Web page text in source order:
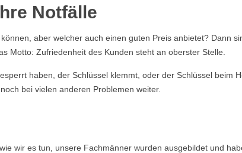
Notfälle
aber welcher auch einen guten Preis anbietet? Dann
Motto: Zufriedenheit des Kunden steht an oberster Stelle.
haben, der Schlüssel klemmt, oder der Schlüssel beim
bei vielen anderen Problemen weiter.
wir es tun, unsere Fachmänner wurden ausgebildet und